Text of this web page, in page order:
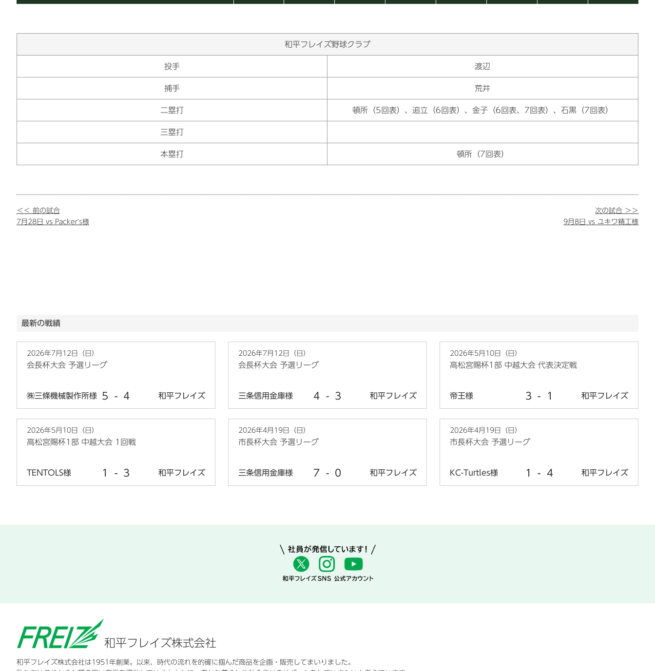
和平フレイズ野球クラブ
投手 渡辺
捕手 荒井
二塁打 頓所（5回表）、追立（6回表）、金子（6回表、7回表）、石黒（7回表）
三塁打
本塁打 頓所（7回表）
次の試合 ＞＞
9月8日 vs ユキワ精工様
＜＜ 前の試合
7月28日 vs Packer's様
最新の戦績
2026年7月12日（日）
会長杯大会 予選リーグ
㈱三條機械製作所様 5 - 4 和平フレイズ
2026年7月12日（日）
会長杯大会 予選リーグ
三条信用金庫様 4 - 3 和平フレイズ
2026年5月10日（日）
高松宮賜杯1部 中越大会 代表決定戦
帝王様 3 - 1 和平フレイズ
2026年5月10日（日）
高松宮賜杯1部 中越大会 1回戦
TENTOLS様 1 - 3 和平フレイズ
2026年4月19日（日）
市長杯大会 予選リーグ
三条信用金庫様 7 - 0 和平フレイズ
2026年4月19日（日）
市長杯大会 予選リーグ
KC-Turtles様 1 - 4 和平フレイズ
和平フレイズ株式会社
和平フレイズ株式会社は1951年創業。以来、時代の流れを的確に掴んだ商品を企画・販売してまいりました。